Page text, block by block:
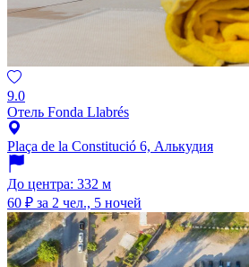
9.0
Отель Fonda Llabrés
Plaça de la Constitució 6, Алькудия
До центра: 332 м
60 ₽ за 2 чел., 5 ночей